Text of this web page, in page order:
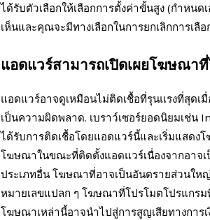
ได้รับตัวเลือกให้เลือกการตั้งค่าขั้นสูง (กําหนด
เห็นและคุณจะมีทางเลือกในการยกเลิกการเลื
แอดแวร์สามารถเปิดเผยโฆษณา
แอดแวร์อาจดูเหมือนไม่ติดเชื้อที่รุนแรงที่สุดเ
เป็นความผิดพลาด. เบราว์เซอร์ยอดนิยมเช่น
ได้รับการติดเชื้อโดยแอดแวร์นี้และเริ่มแสด
โฆษณาในขณะที่ติดตั้งแอดแวร์เนื่องจากอาจ
ประเภทอื่น โฆษณาที่อาจเป็นอันตรายส่วนให
หมายเลขแปลก ๆ โฆษณาที่โปรโมตโปรแกร
โฆษณาเหล่านี้อาจนําไปสู่การสูญเสียทางกา